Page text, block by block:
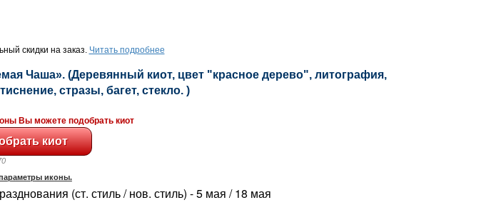
скидки на заказ. Читать подробнее
Чаша». (Деревянный киот, цвет "красное дерево", литография,
тиснение, стразы, багет, стекло. )
Вы можете подобрать киот
иконы.
(ст. стиль / нов. стиль) - 5 мая / 18 мая